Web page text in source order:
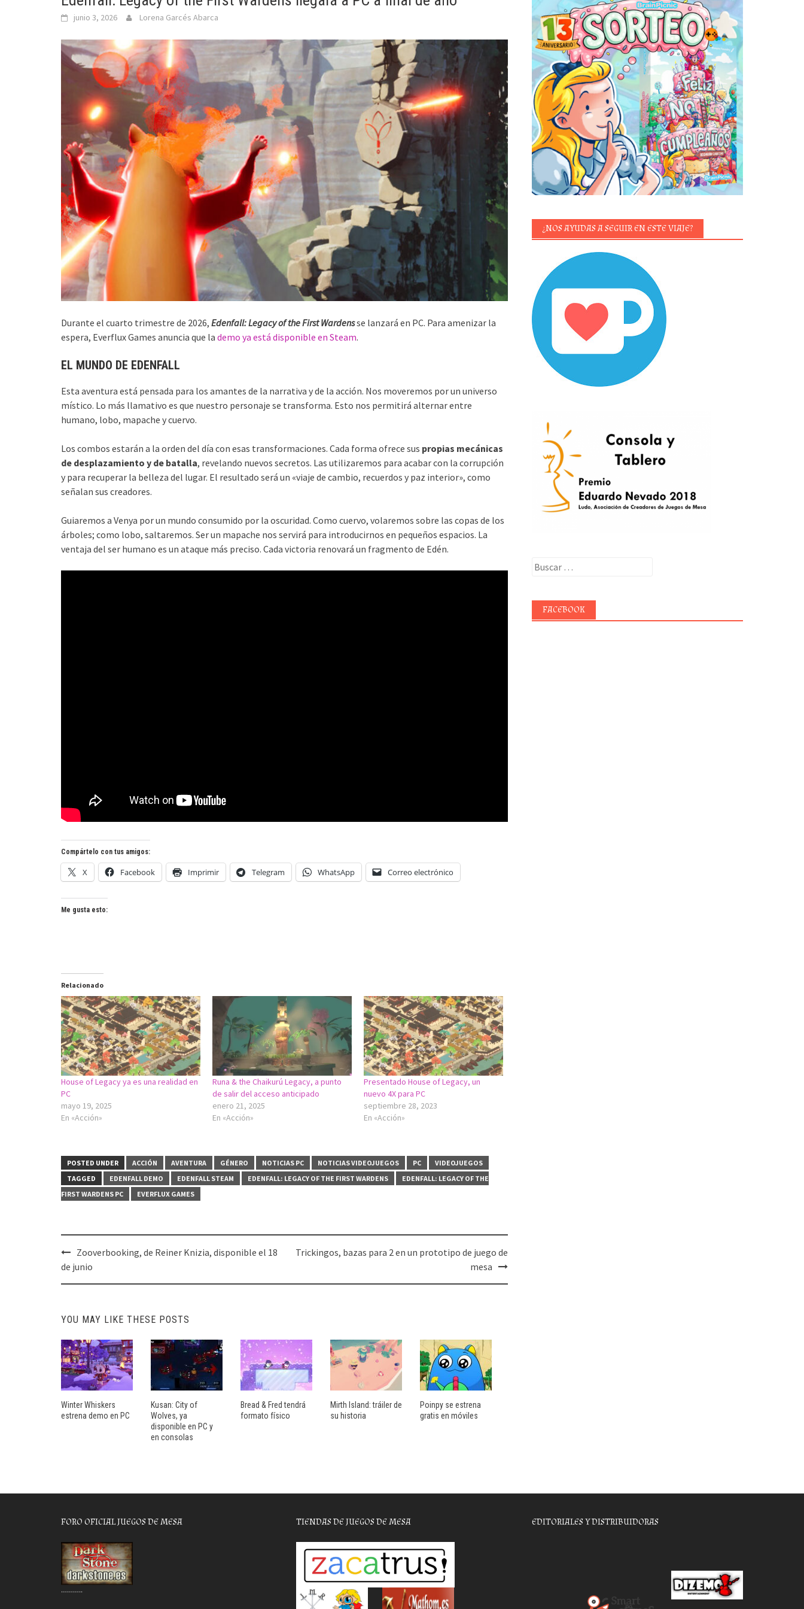
junio 3, 2026 Lorena Garcés Abarca
Durante el cuarto trimestre de 2026, Edenfall: Legacy of the First Wardensse lanzará en PC. Para amenizar la
espera, Everflux Games anuncia que la demo ya está disponible en Steam.
EL MUNDO DE EDENFALL
Esta aventura está pensada para los amantes de la narrativa y de la acción. Nos moveremos por un universo
místico. Lo más llamativo es que nuestro personaje se transforma. Esto nos permitirá alternar entre
humano, lobo, mapache y cuervo.
Los combos estarán a la orden del día con esas transformaciones. Cada forma ofrece sus propias mecánicas
de desplazamiento y de batalla, revelando nuevos secretos. Las utilizaremos para acabar con la corrupción
y para recuperar la belleza del lugar. El resultado será un «viaje de cambio, recuerdos y paz interior», como
señalan sus creadores.
Guiaremos a Venya por un mundo consumido por la oscuridad. Como cuervo, volaremos sobre las copas de los
árboles; como lobo, saltaremos. Ser un mapache nos servirá para introducirnos en pequeños espacios. La
ventaja del ser humano es un ataque más preciso. Cada victoria renovará un fragmento de Edén.
Compártelo con tus amigos:
X Facebook Imprimir Telegram WhatsApp Correo electrónico
Me gusta esto:
Relacionado
House of Legacy ya es una realidad en
PC
mayo 19, 2025
En «Acción»
Runa & the Chaikurú Legacy, a punto
de salir del acceso anticipado
enero 21, 2025
En «Acción»
Presentado House of Legacy, un
nuevo 4X para PC
septiembre 28, 2023
En «Acción»
POSTED UNDER ACCIÓN AVENTURA GÉNERO NOTICIAS PC NOTICIAS VIDEOJUEGOS PC
VIDEOJUEGOS
TAGGED
EDENFALL DEMO EDENFALL STEAM EDENFALL: LEGACY OF THE FIRST WARDENS
EDENFALL: LEGACY OF THE
FIRST WARDENS PC
EVERFLUX GAMES
Post
navigation
Zooverbooking, de Reiner Knizia, disponible el 18
de junio
Trickingos, bazas para 2 en un prototipo de juego de
mesa
YOU MAY LIKE THESE POSTS
Winter Whiskers
estrena demo en PC
Kusan: City of
Wolves, ya
disponible en PC y
en consolas
Bread & Fred tendrá
formato físico
Mirth Island: tráiler de
su historia
Poinpy se estrena
gratis en móviles
¿NOS AYUDAS A SEGUIR EN ESTE VIAJE?
Buscar:
FACEBOOK
FORO OFICIAL JUEGOS DE MESA
………..
TIENDAS DE JUEGOS DE MESA EDITORIALES Y DISTRIBUIDORAS